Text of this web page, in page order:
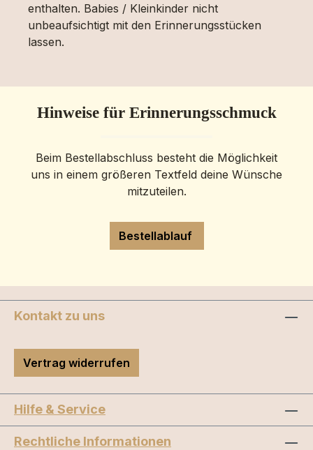
enthalten. Babies / Kleinkinder nicht
unbeaufsichtigt mit den Erinnerungsstücken
lassen.
Hinweise für Erinnerungsschmuck
Beim Bestellabschluss besteht die Möglichkeit
uns in einem größeren Textfeld deine Wünsche
mitzuteilen.
Bestellablauf
Kontakt zu uns
Vertrag widerrufen
Hilfe & Service
Rechtliche Informationen